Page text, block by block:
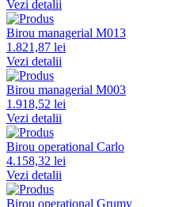
Vezi detalii
Birou managerial M013
1.821,87 lei
Vezi detalii
Birou managerial M003
1.918,52 lei
Vezi detalii
Birou operational Carlo
4.158,32 lei
Vezi detalii
Birou operational Grumy